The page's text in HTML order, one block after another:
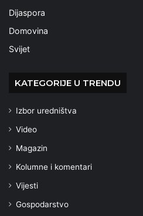
Dijaspora
Domovina
Svijet
KATEGORIJE U TRENDU
Izbor uredništva
Video
Magazin
Kolumne i komentari
Vijesti
Gospodarstvo